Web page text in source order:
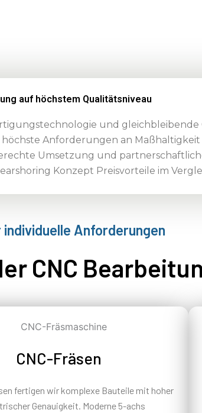
auf höchstem Qualitätsniveau
und
Anforderungen an Maßhaltigkeit
Umsetzung und
Konzept Preisvorteile im
Anforderungen
CNC
CNC-Fräsen
fertigen wir komplexe Bauteile mit hoher
Genauigkeit. Moderne 5-achs